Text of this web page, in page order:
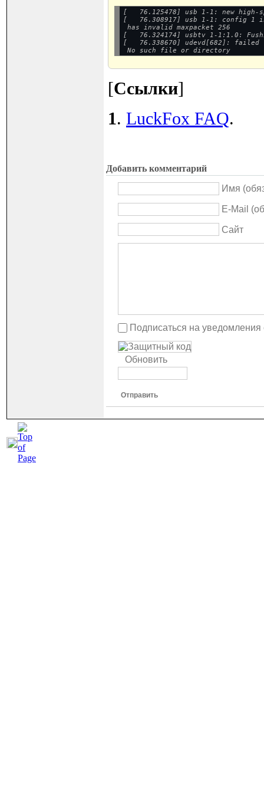
[   76.125478] usb 1-1: new high-
[   76.308917] usb 1-1: config 1
has invalid maxpacket 256
[   76.324174] usbtv 1-1:1.0:
[   76.338670] udevd[682]:
[Ссылки]
1. LuckFox FAQ.
Добавить комментарий
Имя
E-Mail
Сайт
Подписаться на
Обновить
Отправить